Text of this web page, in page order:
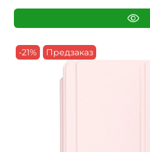
-21% Предзаказ